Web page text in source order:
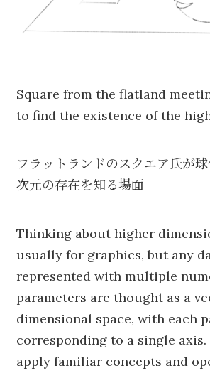
Square from the flatland
to find the existence of the
フラットランドのスクエア氏が
次元の存在を知る場面
Thinking about higher
usually for graphics, but any
represented with multiple
parameters are thought as a
dimensional space, with each
corresponding to a single axis.
apply familiar concepts and